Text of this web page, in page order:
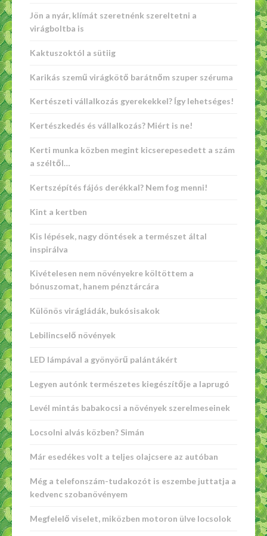
Jön a nyár, klímát szeretnénk szereltetni a
virágboltba is
Kaktuszoktól a sütiig
Karikás szemű virágkötő barátnőm szuper széruma
Kertészeti vállalkozás gyerekekkel? Így lehetséges!
Kertészkedés és vállalkozás? Miért is ne!
Kerti munka közben megint kicserepesedett a szám
a széltől…
Kertszépítés fájós derékkal? Nem fog menni!
Kint a kertben
Kis lépések, nagy döntések a természet által
inspirálva
Kivételesen nem növényekre költöttem a
bónuszomat, hanem pénztárcára
Különös virágládák, bukósisakok
Lebilincselő növények
LED lámpával a gyönyörű palántákért
Legyen autónk természetes kiegészítője a laprugó
Levél mintás babakocsi a növények szerelmeseinek
Locsolni alvás közben? Simán
Már esedékes volt a teljes olajcsere az autóban
Még a telefonszám-tudakozót is eszembe juttatja a
kedvenc szobanövényem
Megfelelő viselet, miközben motoron ülve locsolok